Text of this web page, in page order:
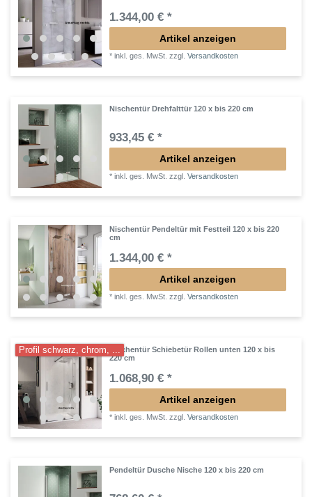
1.344,00 € *
Artikel anzeigen
*inkl. ges. MwSt. zzgl.Versandkosten
Nischentür Drehfalttür 120 x bis 220 cm
933,45 € *
Artikel anzeigen
*inkl. ges. MwSt. zzgl.Versandkosten
Nischentür Pendeltür mit Festteil 120 x bis 220
cm
1.344,00 € *
Artikel anzeigen
*inkl. ges. MwSt. zzgl.Versandkosten
Profil schwarz, chrom, ...Nischentür Schiebetür Rollen unten 120 x bis
220 cm
1.068,90 € *
Artikel anzeigen
*inkl. ges. MwSt. zzgl.Versandkosten
Pendeltür Dusche Nische 120 x bis 220 cm